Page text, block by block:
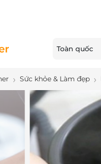
Toàn quốc
Sức khỏe & Làm đẹp